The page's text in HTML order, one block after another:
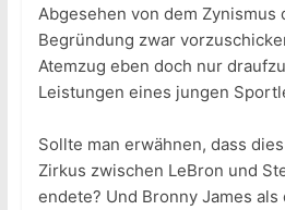
Abgesehen von dem Zynismus
Begründung zwar
Atemzug eben doch nur
Leistungen eines jungen
Sollte man erwähnen, dass
Zirkus zwischen LeBron und
endete? Und Bronny James